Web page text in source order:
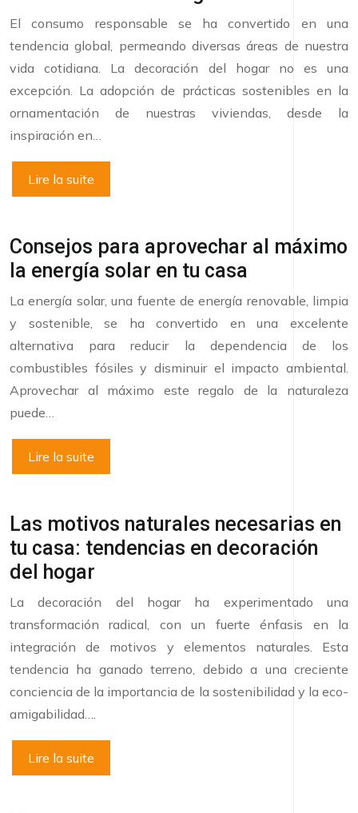
El consumo responsable se ha convertido en una
tendencia global, permeando diversas áreas de nuestra
vida cotidiana. La decoración del hogar no es una
excepción. La adopción de prácticas sostenibles en la
ornamentación de nuestras viviendas, desde la
inspiración en…
Lire la suite
Consejos para aprovechar al máximo
la energía solar en tu casa
La energía solar, una fuente de energía renovable, limpia
y sostenible, se ha convertido en una excelente
alternativa para reducir la dependencia de los
combustibles fósiles y disminuir el impacto ambiental.
Aprovechar al máximo este regalo de la naturaleza
puede…
Lire la suite
Las motivos naturales necesarias en
tu casa: tendencias en decoración
del hogar
La decoración del hogar ha experimentado una
transformación radical, con un fuerte énfasis en la
integración de motivos y elementos naturales. Esta
tendencia ha ganado terreno, debido a una creciente
conciencia de la importancia de la sostenibilidad y la eco-
amigabilidad….
Lire la suite